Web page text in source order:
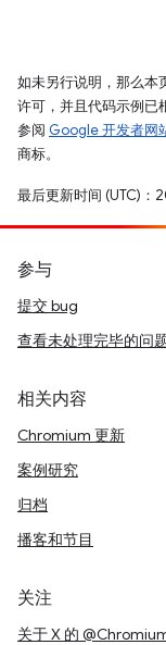
如未另行说明，那么本
许可，并且代码示例已
参阅 Google 开发者网
商标。
最后更新时间 (UTC)：
参与
提交 bug
查看未处理完毕的问
相关内容
Chromium 更新
案例研究
归档
播客和节目
关注
关于 X 的